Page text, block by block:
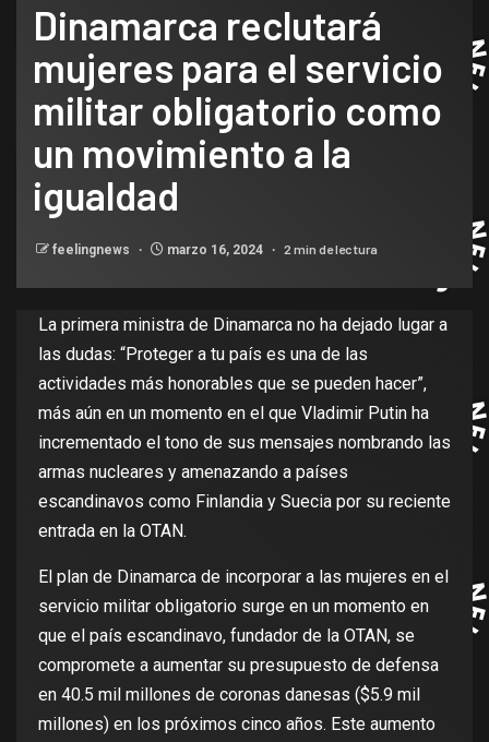
Dinamarca reclutará
mujeres para el servicio
militar obligatorio como
un movimiento a la
igualdad
feelingnews marzo 16, 2024 2 min de lectura
La primera ministra de Dinamarca no ha dejado lugar a
las dudas: “Proteger a tu país es una de las
actividades más honorables que se pueden hacer”,
más aún en un momento en el que Vladimir Putin ha
incrementado el tono de sus mensajes nombrando las
armas nucleares y amenazando a países
escandinavos como Finlandia y Suecia por su reciente
entrada en la OTAN.
El plan de Dinamarca de incorporar a las mujeres en el
servicio militar obligatorio surge en un momento en
que el país escandinavo, fundador de la OTAN, se
compromete a aumentar su presupuesto de defensa
en 40.5 mil millones de coronas danesas ($5.9 mil
millones) en los próximos cinco años. Este aumento